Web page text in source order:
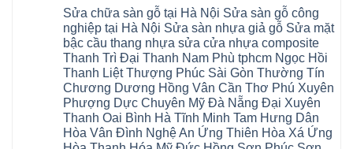
Thanh
Xuân
Kim
Động
Văn
Giang
Cầu
Giấy
Văn
Lâm
tphcm
Khoái
Châu
Trì
Thanh
Xuân
Đoan
Hùng
Thanh
Ba
Giấy
Hạ
Hòa
Cẩm
Khê
Tây
Hoài
Đức
Bình
Dương
Thủ
Đức
Thanh
Xuân
Thái
Nguyên
Phú
Thọ
Bắc
Giang
nhựa
giả
gỗ
cong
vênh
Sửa
mặt
bậc
cầu
thang
nhựa
sửa
cửa
nhựa
bình
luận
ở
Sửa
chữa
sàn
bị
phồng
tại
Hà
Sửa
sàn
Sửa chữa sàn gỗ tại Hà Nội Sửa sàn gỗ công
nghiệp tại Hà Nội Sửa sàn nhựa giả gỗ Sửa mặt
bậc cầu thang nhựa sửa cửa nhựa composite
Thanh Trì Đại Thanh Nam Phù tphcm Ngọc Hồi
Thanh Liệt Thượng Phúc Sài Gòn Thường Tín
Chương Dương Hồng Vân Cần Thơ Phú Xuyên
Phượng Dực Chuyên Mỹ Đà Nẵng Đại Xuyên
Thanh Oai Bình Hà Tĩnh Minh Tam Hưng Dân
Hòa Vân Đình Nghệ An Ứng Thiên Hòa Xá Ứng